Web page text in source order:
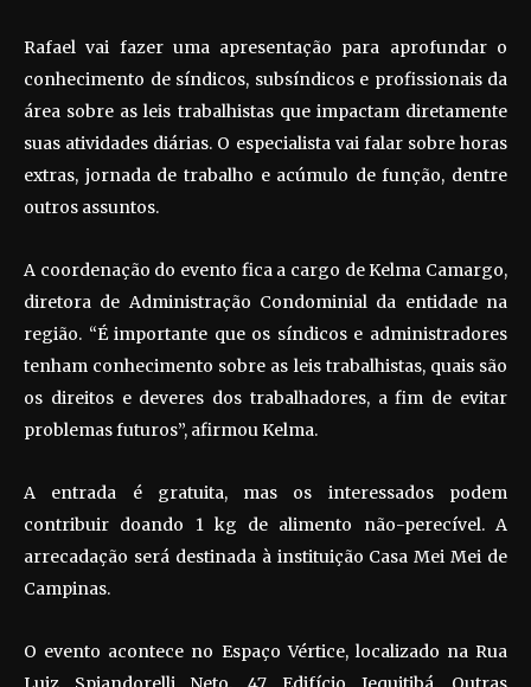
Rafael vai fazer uma apresentação para aprofundar o
conhecimento de síndicos, subsíndicos e profissionais da
área sobre as leis trabalhistas que impactam diretamente
suas atividades diárias. O especialista vai falar sobre horas
extras, jornada de trabalho e acúmulo de função, dentre
outros assuntos.
A coordenação do evento fica a cargo de Kelma Camargo,
diretora de Administração Condominial da entidade na
região. “É importante que os síndicos e administradores
tenham conhecimento sobre as leis trabalhistas, quais são
os direitos e deveres dos trabalhadores, a fim de evitar
problemas futuros”, afirmou Kelma.
A entrada é gratuita, mas os interessados podem
contribuir doando 1 kg de alimento não-perecível. A
arrecadação será destinada à instituição Casa Mei Mei de
Campinas.
O evento acontece no Espaço Vértice, localizado na Rua